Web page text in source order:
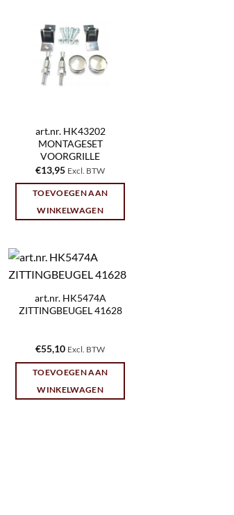
art.nr. HK43202
MONTAGESET
VOORGRILLE
€13,95 Excl. BTW
TOEVOEGEN AAN
WINKELWAGEN
art.nr. HK5474A
ZITTINGBEUGEL 41628
€55,10 Excl. BTW
TOEVOEGEN AAN
WINKELWAGEN